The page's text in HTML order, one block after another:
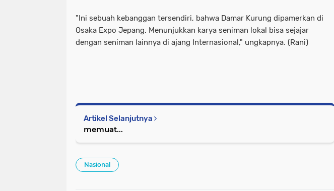
"Ini sebuah kebanggan tersendiri, bahwa Damar Kurung dipamerkan di
Osaka Expo Jepang. Menunjukkan karya seniman lokal bisa sejajar
dengan seniman lainnya di ajang Internasional," ungkapnya. (Rani)
Artikel Selanjutnya
memuat...
Nasional